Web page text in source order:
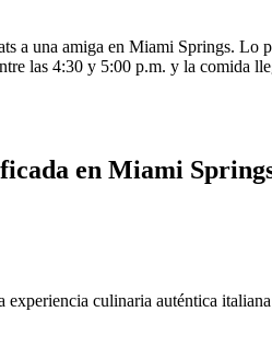
a una amiga en Miami Springs. Lo
las 4:30 y 5:00 p.m. y la comida
en Miami
experiencia culinaria auténtica